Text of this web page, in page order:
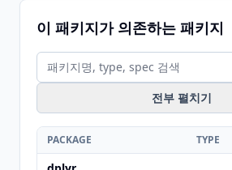
이 패키지가 의존하는 패키지
전부 펼치기
PACKAGE TYPE